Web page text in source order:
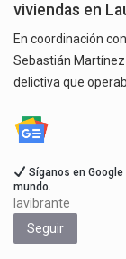
viviendas en
En coordinación
Sebastián Martínez
delictiva que
Síganos en
mundo.
lavibrante
Seguir